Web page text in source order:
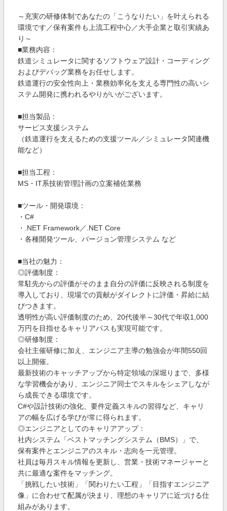
～充実の研修体制であなたの「こうなりたい」を叶えられる
環境です／保有案件も上流工程中心／大手企業と取引実績あ
り～
■業務内容：
鉄道シミュレータに関するソフトウェア設計・コーディング
およびデバッグ業務をお任せします。
鉄道運行の安全性向上・業務効率化を支える専門性の高いシ
ステム開発に携われるやりがいがございます。
■担当製品：
サービス支援システム
（鉄道運行を支えるための支援ツール／シミュレータ関連機
能など）
■担当工程：
MS・IT系技術管理計画の立案補佐業務
■ツール・開発環境：
・C#
・.NET Framework／.NET Core
・各種開発ツール、バージョン管理システム など
■当社の魅力：
◎評価制度：
常駐先からの評価がそのまま自分の評価に反映される制度を
導入しており、現場での貢献がダイレクトに評価・昇給に結
びつきます。
透明性が高い評価制度のため、20代後半～30代で年収1,000
万円を目指せるキャリアパスも実現可能です。
◎研修制度：
会社主催研修に加え、エンジニア主導の勉強会が年間550回
以上開催。
最新技術のキャッチアップから特定領域の深堀りまで、多様
な学習機会があり、エンジニア同士でスキルをシェアしなが
ら成長できる環境です。
C#や設計技術の強化、要件定義スキルの習得など、キャリ
アの幅を広げる学びが常に得られます。
◎エンジニアとしてのキャリアアップ：
社内システム「ベストマッチングシステム（BMS）」で、
保有案件とエンジニアのスキル・志向を一元管理。
社員は毎月スキル情報を更新し、営業・技術マネージャーと
共に最適な案件をマッチング。
「挑戦したい技術」「関わりたい工程」「目指すエンジニア
像」に合わせて配属が決まり、理想のキャリアに近づける仕
組みがあります。